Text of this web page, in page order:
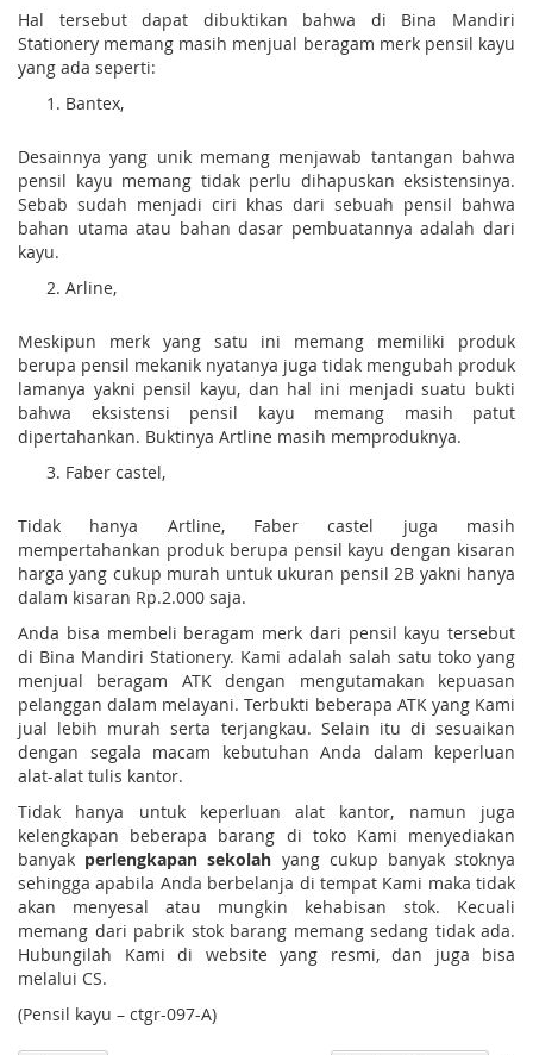
Hal tersebut dapat dibuktikan bahwa di Bina Mandiri
Stationery memang masih menjual beragam merk pensil kayu
yang ada seperti:
Bantex,
Desainnya yang unik memang menjawab tantangan bahwa
pensil kayu memang tidak perlu dihapuskan eksistensinya.
Sebab sudah menjadi ciri khas dari sebuah pensil bahwa
bahan utama atau bahan dasar pembuatannya adalah dari
kayu.
Arline,
Meskipun merk yang satu ini memang memiliki produk
berupa pensil mekanik nyatanya juga tidak mengubah produk
lamanya yakni pensil kayu, dan hal ini menjadi suatu bukti
bahwa eksistensi pensil kayu memang masih patut
dipertahankan. Buktinya Artline masih memproduknya.
Faber castel,
Tidak hanya Artline, Faber castel juga masih
mempertahankan produk berupa pensil kayu dengan kisaran
harga yang cukup murah untuk ukuran pensil 2B yakni hanya
dalam kisaran Rp.2.000 saja.
Anda bisa membeli beragam merk dari pensil kayu tersebut
di Bina Mandiri Stationery. Kami adalah salah satu toko yang
menjual beragam ATK dengan mengutamakan kepuasan
pelanggan dalam melayani. Terbukti beberapa ATK yang Kami
jual lebih murah serta terjangkau. Selain itu di sesuaikan
dengan segala macam kebutuhan Anda dalam keperluan
alat-alat tulis kantor.
Tidak hanya untuk keperluan alat kantor, namun juga
kelengkapan beberapa barang di toko Kami menyediakan
banyak perlengkapan sekolah yang cukup banyak stoknya
sehingga apabila Anda berbelanja di tempat Kami maka tidak
akan menyesal atau mungkin kehabisan stok. Kecuali
memang dari pabrik stok barang memang sedang tidak ada.
Hubungilah Kami di website yang resmi, dan juga bisa
melalui CS.
(Pensil kayu – ctgr-097-A)